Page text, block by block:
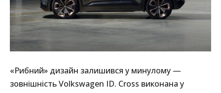
«Рибний» дизайн залишився у минулому —
зовнішність Volkswagen ID. Cross виконана у